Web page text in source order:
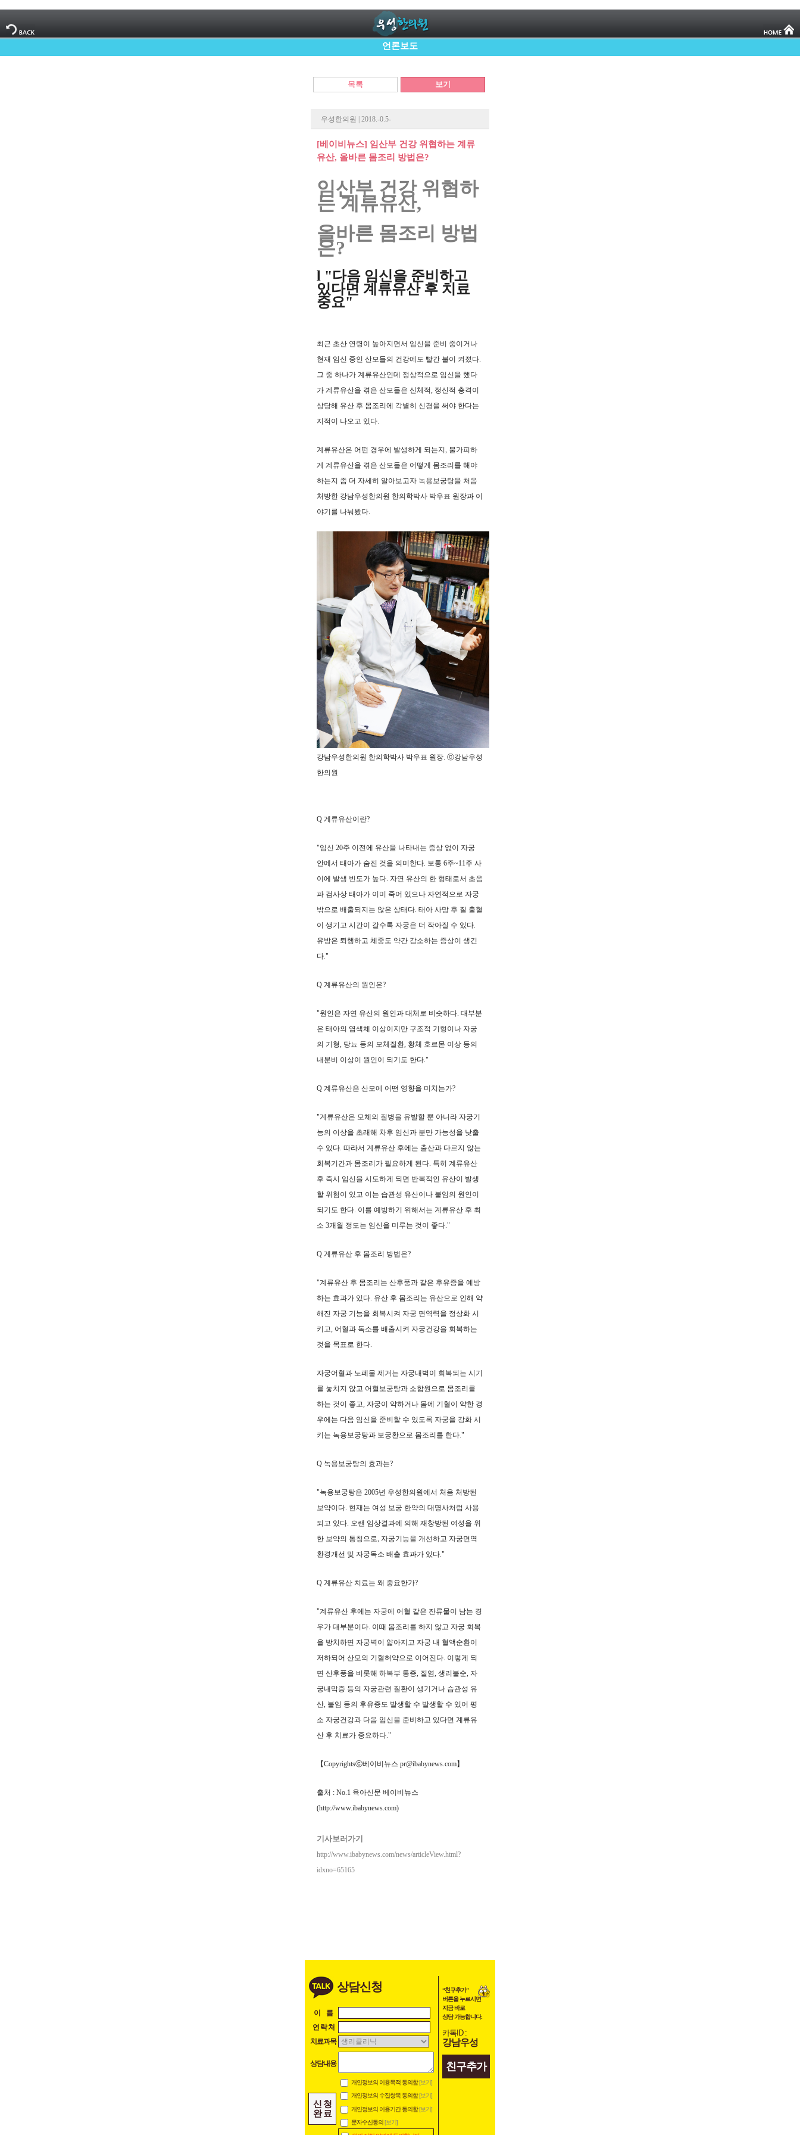
언론보도
목록 보기
우성한의원 | 2018.-0.5-
[베이비뉴스] 임산부 건강 위협하는 계류
유산, 올바른 몸조리 방법은?
임산부 건강 위협하
는 계류유산,
올바른 몸조리 방법
은?
l "다음 임신을 준비하고
있다면 계류유산 후 치료
중요"
최근 초산 연령이 높아지면서 임신을 준비 중이거나
현재 임신 중인 산모들의 건강에도 빨간 불이 켜졌다.
그 중 하나가 계류유산인데 정상적으로 임신을 했다
가 계류유산을 겪은 산모들은 신체적, 정신적 충격이
상당해 유산 후 몸조리에 각별히 신경을 써야 한다는
지적이 나오고 있다.
계류유산은 어떤 경우에 발생하게 되는지, 불가피하
게 계류유산을 겪은 산모들은 어떻게 몸조리를 해야
하는지 좀 더 자세히 알아보고자 녹용보궁탕을 처음
처방한 강남우성한의원 한의학박사 박우표 원장과 이
야기를 나눠봤다.
강남우성한의원 한의학박사 박우표 원장. ⓒ강남우성
한의원
Q 계류유산이란?
"임신 20주 이전에 유산을 나타내는 증상 없이 자궁
안에서 태아가 숨진 것을 의미한다. 보통 6주~11주 사
이에 발생 빈도가 높다. 자연 유산의 한 형태로서 초음
파 검사상 태아가 이미 죽어 있으나 자연적으로 자궁
밖으로 배출되지는 않은 상태다. 태아 사망 후 질 출혈
이 생기고 시간이 갈수록 자궁은 더 작아질 수 있다.
유방은 퇴행하고 체중도 약간 감소하는 증상이 생긴
다."
Q 계류유산의 원인은?
"원인은 자연 유산의 원인과 대체로 비슷하다. 대부분
은 태아의 염색체 이상이지만 구조적 기형이나 자궁
의 기형, 당뇨 등의 모체질환, 황체 호르몬 이상 등의
내분비 이상이 원인이 되기도 한다."
Q 계류유산은 산모에 어떤 영향을 미치는가?
"계류유산은 모체의 질병을 유발할 뿐 아니라 자궁기
능의 이상을 초래해 차후 임신과 분만 가능성을 낮출
수 있다. 따라서 계류유산 후에는 출산과 다르지 않는
회복기간과 몸조리가 필요하게 된다. 특히 계류유산
후 즉시 임신을 시도하게 되면 반복적인 유산이 발생
할 위험이 있고 이는 습관성 유산이나 불임의 원인이
되기도 한다. 이를 예방하기 위해서는 계류유산 후 최
소 3개월 정도는 임신을 미루는 것이 좋다."
Q 계류유산 후 몸조리 방법은?
"계류유산 후 몸조리는 산후풍과 같은 후유증을 예방
하는 효과가 있다. 유산 후 몸조리는 유산으로 인해 약
해진 자궁 기능을 회복시켜 자궁 면역력을 정상화 시
키고, 어혈과 독소를 배출시켜 자궁건강을 회복하는
것을 목표로 한다.
자궁어혈과 노폐물 제거는 자궁내벽이 회복되는 시기
를 놓치지 않고 어혈보궁탕과 소합원으로 몸조리를
하는 것이 좋고, 자궁이 약하거나 몸에 기혈이 약한 경
우에는 다음 임신을 준비할 수 있도록 자궁을 강화 시
키는 녹용보궁탕과 보궁환으로 몸조리를 한다."
Q 녹용보궁탕의 효과는?
"녹용보궁탕은 2005년 우성한의원에서 처음 처방된
보약이다. 현재는 여성 보궁 한약의 대명사처럼 사용
되고 있다. 오랜 임상결과에 의해 재창방된 여성을 위
한 보약의 통칭으로, 자궁기능을 개선하고 자궁면역
환경개선 및 자궁독소 배출 효과가 있다."
Q 계류유산 치료는 왜 중요한가?
"계류유산 후에는 자궁에 어혈 같은 잔류물이 남는 경
우가 대부분이다. 이때 몸조리를 하지 않고 자궁 회복
을 방치하면 자궁벽이 얇아지고 자궁 내 혈액순환이
저하되어 산모의 기혈허약으로 이어진다. 이렇게 되
면 산후풍을 비롯해 하복부 통증, 질염, 생리불순, 자
궁내막증 등의 자궁관련 질환이 생기거나 습관성 유
산, 불임 등의 후유증도 발생할 수 발생할 수 있어 평
소 자궁건강과 다음 임신을 준비하고 있다면 계류유
산 후 치료가 중요하다."
【Copyrightsⓒ베이비뉴스 pr@ibabynews.com】
출처 : No.1 육아신문 베이비뉴스
(http://www.ibabynews.com)
기사보러가기
http://www.ibabynews.com/news/articleView.html?
idxno=65165
상담신청
이 름
연 락 처
치료과목
상담내용
신 청
완 료
개인정보의 이용목적 동의함[보기]
개인정보의 수집항목 동의함[보기]
개인정보의 이용기간 동의함[보기]
문자수신동의[보기]
“친구추가”
버튼을 누르시면
지금 바로
상담 가능합니다.
카톡ID :
강남우성
친구추가